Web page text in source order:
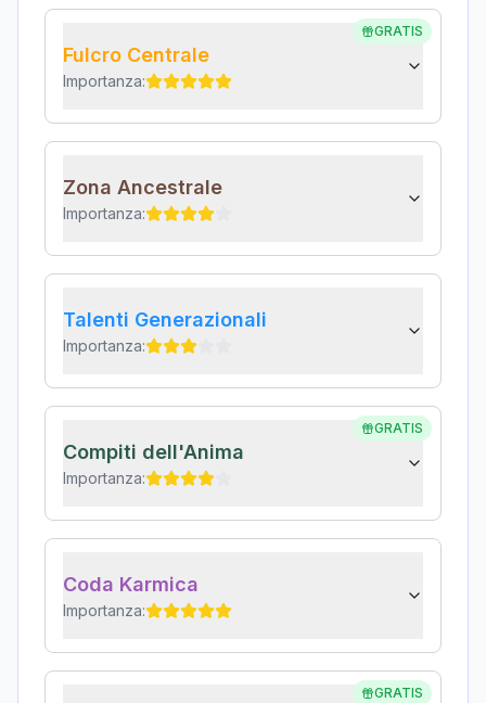
GRATIS
Fulcro Centrale
Importanza:
Zona Ancestrale
Importanza:
Talenti Generazionali
Importanza:
GRATIS
Compiti dell'Anima
Importanza:
Coda Karmica
Importanza:
GRATIS